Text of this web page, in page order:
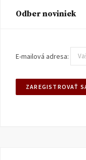
Odber noviniek
E-mailová adresa: